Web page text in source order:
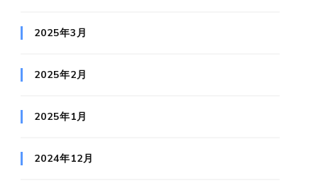
2025年3月
2025年2月
2025年1月
2024年12月